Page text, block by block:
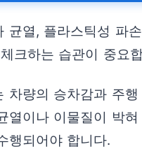
균열, 플라스틱성 파
크하는 습관이 중요
차량의 승차감과 주
열이나 이물질이 박
행되어야 합니다.